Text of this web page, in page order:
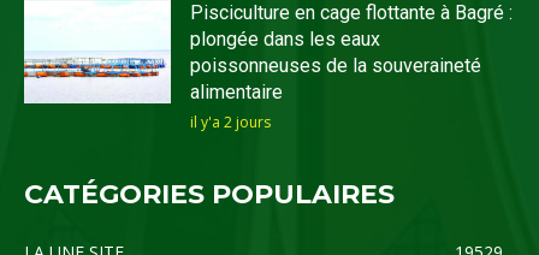
Pisciculture en cage flottante à Bagré :
plongée dans les eaux
poissonneuses de la souveraineté
alimentaire
il y'a 2 jours
CATÉGORIES POPULAIRES